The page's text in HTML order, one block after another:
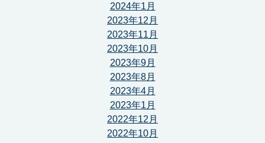
2024年1月
2023年12月
2023年11月
2023年10月
2023年9月
2023年8月
2023年4月
2023年1月
2022年12月
2022年10月